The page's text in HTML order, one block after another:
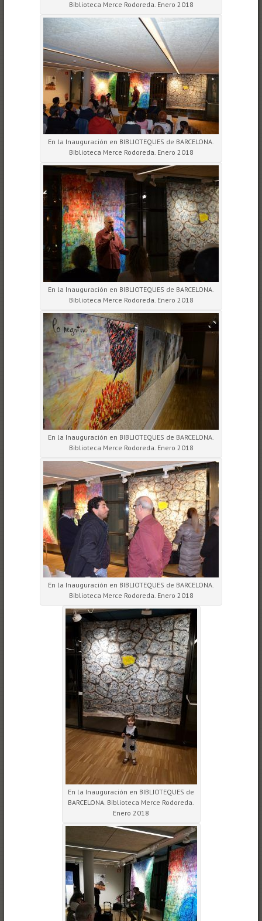
Biblioteca Merce Rodoreda. Enero 2018
En la Inauguración en BIBLIOTEQUES de BARCELONA.
Biblioteca Merce Rodoreda. Enero 2018
En la Inauguración en BIBLIOTEQUES de BARCELONA.
Biblioteca Merce Rodoreda. Enero 2018
En la Inauguración en BIBLIOTEQUES de BARCELONA.
Biblioteca Merce Rodoreda. Enero 2018
En la Inauguración en BIBLIOTEQUES de BARCELONA.
Biblioteca Merce Rodoreda. Enero 2018
En la Inauguración en BIBLIOTEQUES de
BARCELONA. Biblioteca Merce Rodoreda.
Enero 2018